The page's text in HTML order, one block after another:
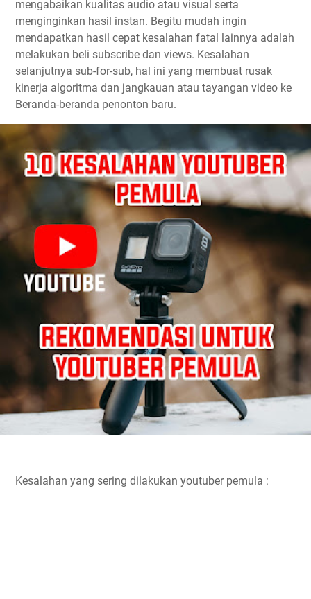
mengabaikan kualitas audio atau visual serta
menginginkan hasil instan. Begitu mudah ingin
mendapatkan hasil cepat kesalahan fatal lainnya adalah
melakukan beli subscribe dan views. Kesalahan
selanjutnya sub-for-sub, hal ini yang membuat rusak
kinerja algoritma dan jangkauan atau tayangan video ke
Beranda-beranda penonton baru.
Kesalahan yang sering dilakukan youtuber pemula :